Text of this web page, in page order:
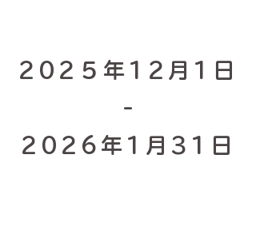
​202５年12月1日
​-
​2026年1月31日